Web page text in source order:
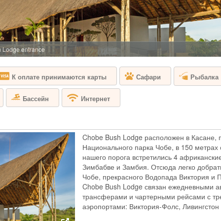
БОТСВАНА -
Sanctuary Baines'
апартаментами.
основной дом и
открытой
романтическом
открытым небом.
Добро
в самом сердце
ощущения и
кемпа выполнены
столовую,
тренажерный
CHITABE
Lodge entrance
К оплате принимаются карты Сафари Рыбалка
Бассейн Интернет
Chobe Bush Lodge расположен в Касане,
Национального парка Чобе, в 150
нашего порога встретились 4
Зимбабве и Замбия. Отсюда легко
Чобе, прекрасного Водопада Виктория
Chobe Bush Lodge связан ежедневными
трансферами и чартерными рейсами с
аэропортами: Виктория-Фолс,